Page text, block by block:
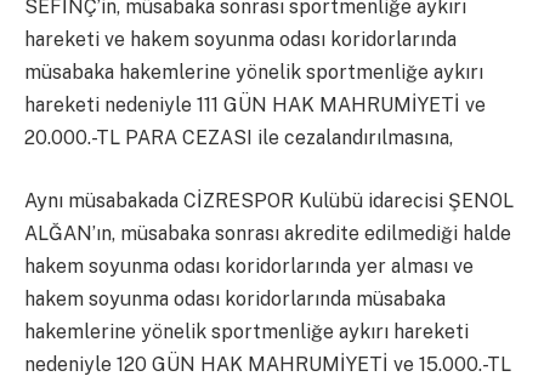
SEFİNÇ’in, müsabaka sonrası sportmenliğe aykırı
hareketi ve hakem soyunma odası koridorlarında
müsabaka hakemlerine yönelik sportmenliğe aykırı
hareketi nedeniyle 111 GÜN HAK MAHRUMİYETİ ve
20.000.-TL PARA CEZASI ile cezalandırılmasına,
Aynı müsabakada CİZRESPOR Kulübü idarecisi ŞENOL
ALĞAN’ın, müsabaka sonrası akredite edilmediği halde
hakem soyunma odası koridorlarında yer alması ve
hakem soyunma odası koridorlarında müsabaka
hakemlerine yönelik sportmenliğe aykırı hareketi
nedeniyle 120 GÜN HAK MAHRUMİYETİ ve 15.000.-TL